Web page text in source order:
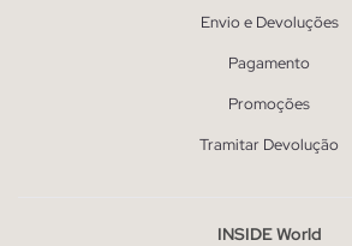
Envio e Devoluções
Pagamento
Promoções
Tramitar Devolução
INSIDE World